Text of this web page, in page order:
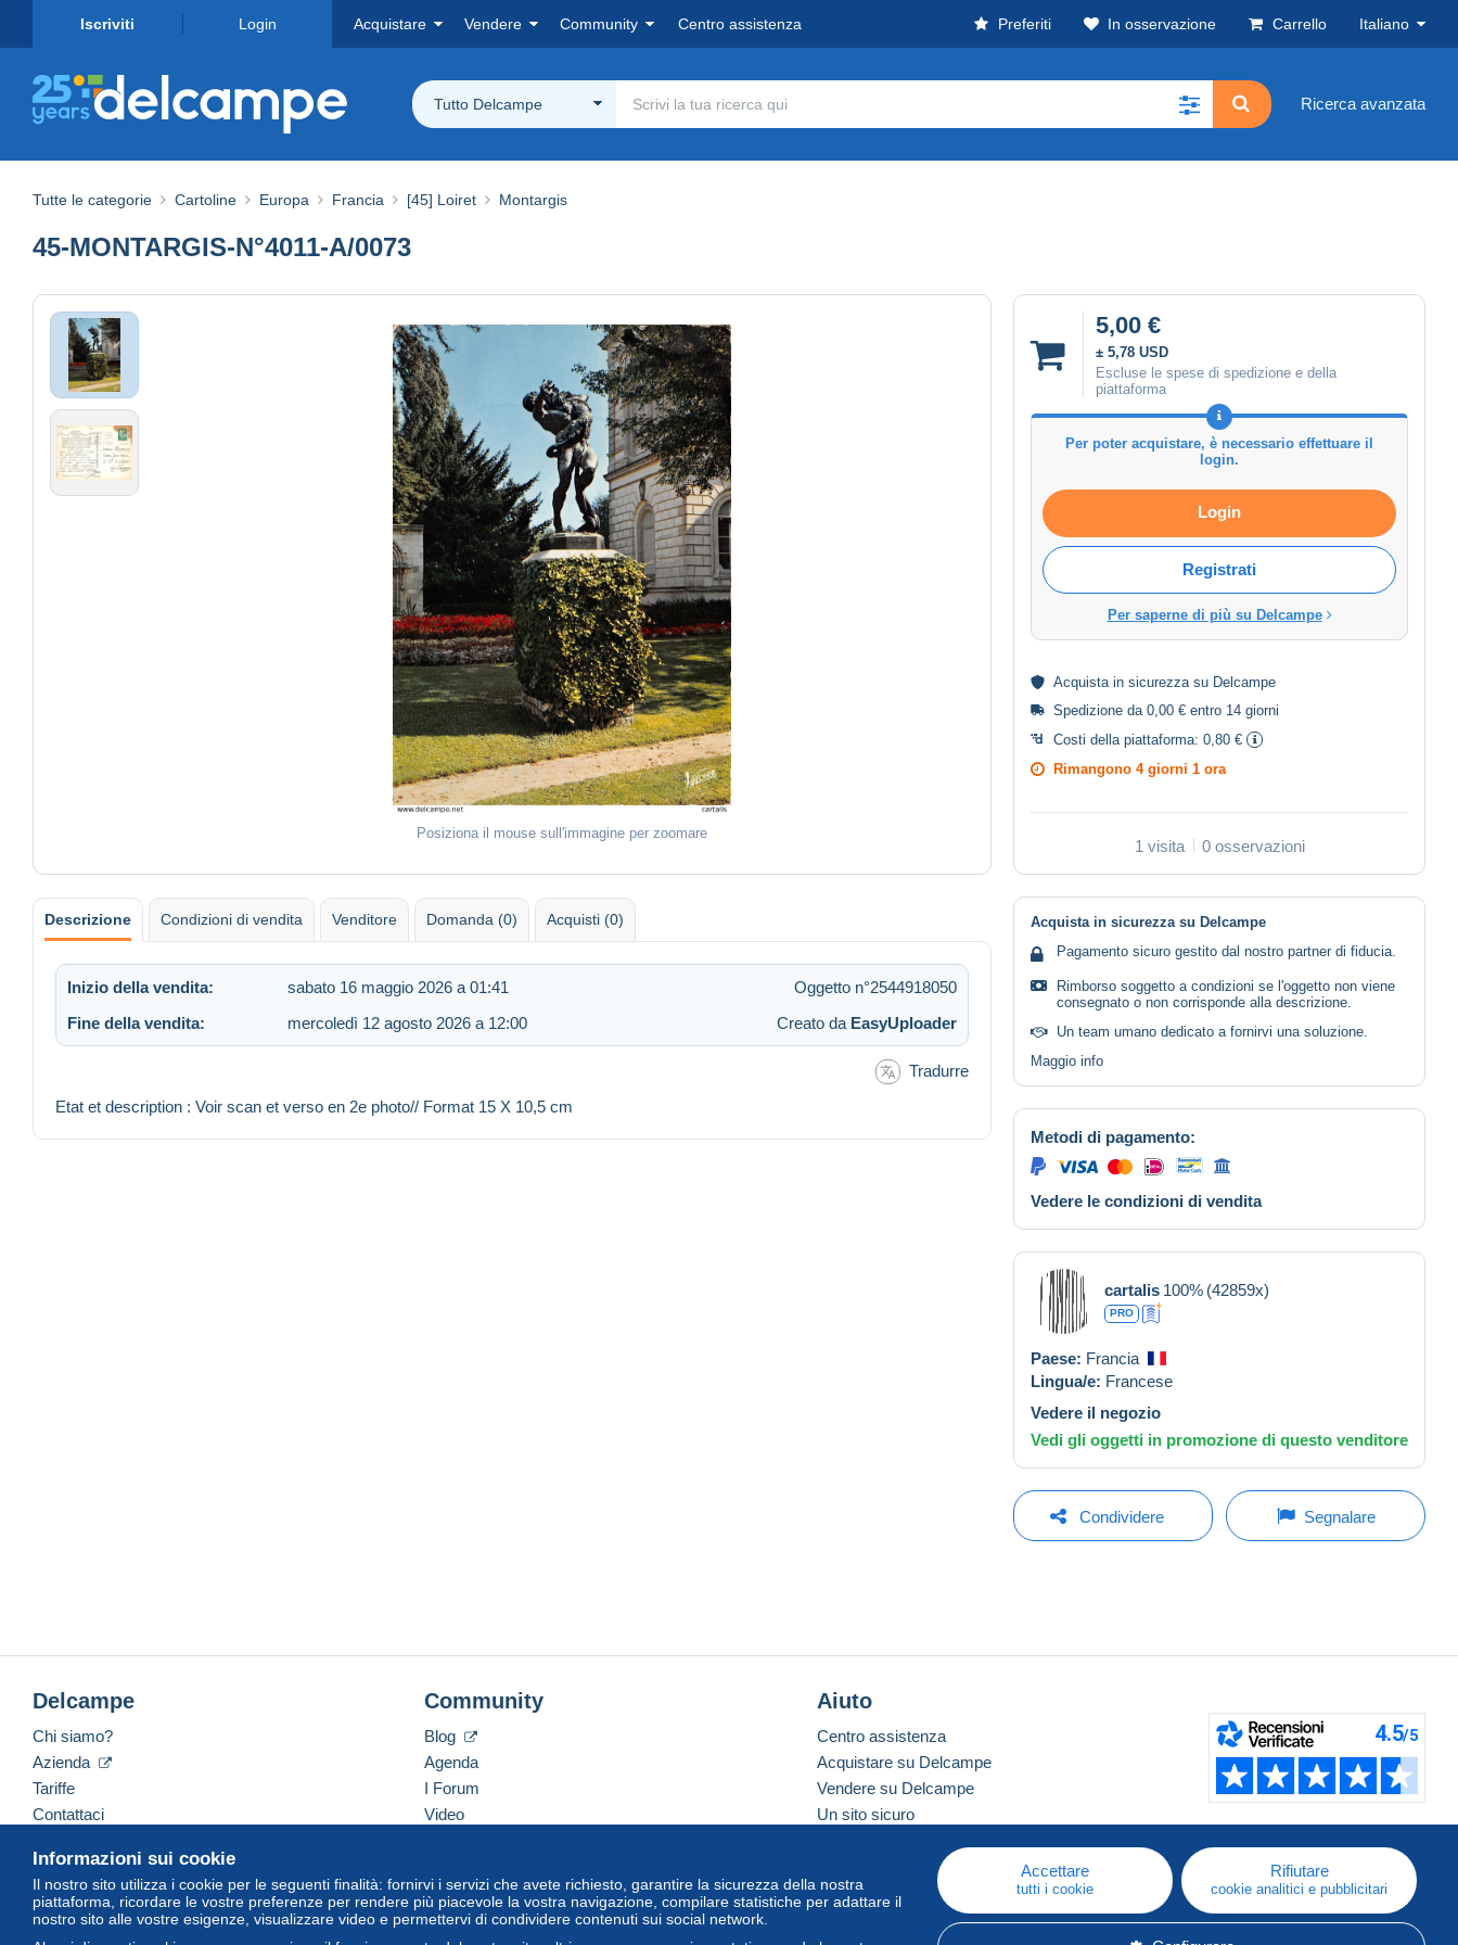
Iscriviti Login Acquistare Vendere Community Centro assistenza Preferiti In osservazione Carrello Italiano
Tutto Delcampe Ricerca avanzata
Tutte le categorie Cartoline Europa Francia [45] Loiret Montargis
45-MONTARGIS-N°4011-A/0073
Posiziona il mouse sull'immagine per zoomare
5,00 €
± 5,78 USD
Escluse le spese di spedizione e della
piattaforma
Per poter acquistare, è necessario effettuare il
login.
Login
Registrati
Per saperne di più su Delcampe
Acquista in sicurezza su Delcampe
Spedizione da 0,00 € entro 14 giorni
Costi della piattaforma: 0,80 €
Rimangono 4 giorni 1 ora
1 visita 0 osservazioni
Descrizione Condizioni di vendita Venditore Domanda (0) Acquisti (0)
Inizio della vendita: sabato 16 maggio 2026 a 01:41
Oggetto n°2544918050
Fine della vendita:
mercoledì 12 agosto 2026 a 12:00 Creato da EasyUploader
Tradurre
Etat et description : Voir scan et verso en 2e photo// Format 15 X 10,5 cm
Acquista in sicurezza su Delcampe
Pagamento sicuro gestito dal nostro partner di fiducia.
Rimborso soggetto a condizioni se l'oggetto non viene
consegnato o non corrisponde alla descrizione.
Un team umano dedicato a fornirvi una soluzione.
Maggio info
Metodi di pagamento:
Vedere le condizioni di vendita
cartalis 100% (42859x)
PRO
Paese: Francia
Lingua/e: Francese
Vedere il negozio
Vedi gli oggetti in promozione di questo venditore
Condividere Segnalare
Informazioni sui cookie
Il nostro sito utilizza i cookie per le seguenti finalità: fornirvi i servizi che avete richiesto, garantire la sicurezza della nostra
piattaforma, ricordare le vostre preferenze per rendere più piacevole la vostra navigazione, compilare statistiche per adattare il
nostro sito alle vostre esigenze, visualizzare video e permettervi di condividere contenuti sui social network.
Accettare
tutti i cookie
Rifiutare
cookie analitici e pubblicitari
Delcampe
Chi siamo?
Azienda
Tariffe
Contattaci
Community
Blog
Agenda
I Forum
Video
Aiuto
Centro assistenza
Acquistare su Delcampe
Vendere su Delcampe
Un sito sicuro
Italiano USD America/Indiana/Vevay Versione standard